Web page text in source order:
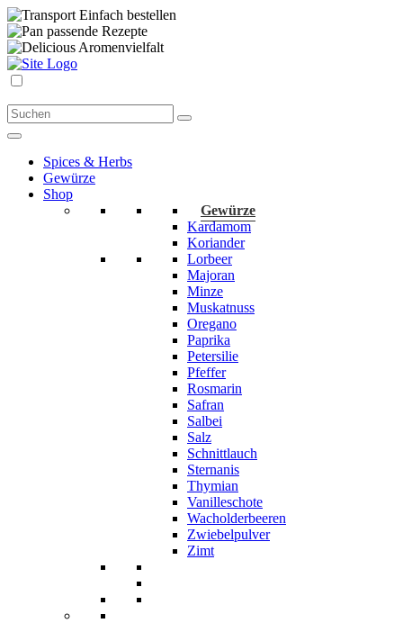
Einfach bestellen
passende Rezepte
Aromenvielfalt
Spices & Herbs
Gewürze
Shop
Gewürze
Kardamom
Koriander
Lorbeer
Majoran
Minze
Muskatnuss
Oregano
Paprika
Petersilie
Pfeffer
Rosmarin
Safran
Salbei
Salz
Schnittlauch
Sternanis
Thymian
Vanilleschote
Wacholderbeeren
Zwiebelpulver
Zimt